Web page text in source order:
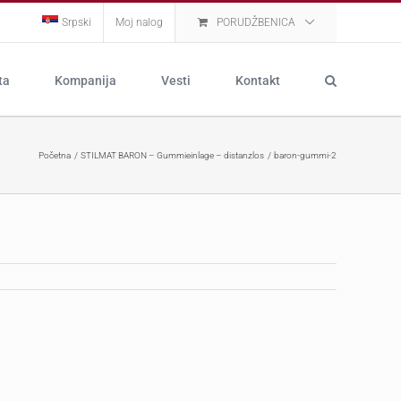
Srpski Moj nalog PORUDŽBENICA
Kompanija Vesti Kontakt
Početna STILMAT BARON – Gummieinlage – distanzlos baron-gummi-2